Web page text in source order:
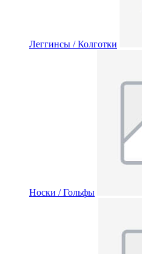
Леггинсы / Колготки
Носки / Гольфы